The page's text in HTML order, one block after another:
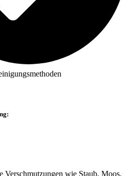
Verschmutzungen wie Staub, Moos,